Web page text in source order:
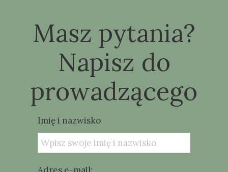
Masz pytania?
Napisz do
prowadzącego
Imię i nazwisko